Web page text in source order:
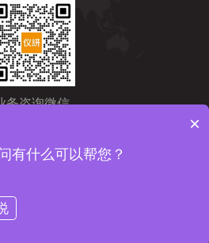
务咨询微信
上海）药检仪器有限公司版权所有
×
有什么可以帮您？